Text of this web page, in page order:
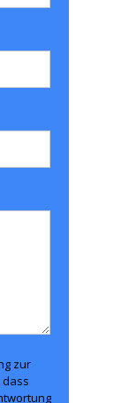
zur
dass